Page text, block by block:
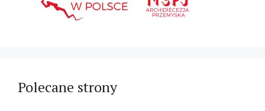
Polecane strony